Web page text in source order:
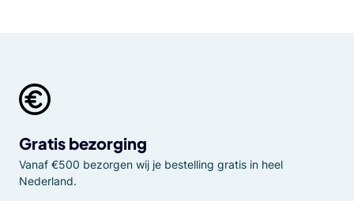
Gratis bezorging
Vanaf €500 bezorgen wij je bestelling gratis in heel
Nederland.